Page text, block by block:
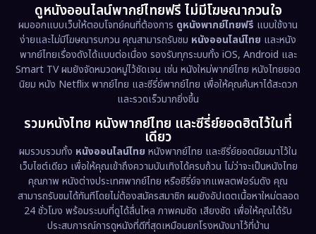
Emotional (61)
Epic มหากาพย์ (215)
Erotic (35)
Family ครอบครัว (362)
Fantasy จินตนาการ (318)
Fiction (9)
Film (57)
ดูหนังออนไลน์พากย์ไทยฟรี ไม่มีโฆษณากวนใจ
ผมออกแบบเว็บให้ตอบโจทย์คนที่ต้องการ ดูหนังพากย์ไทยฟรี แบบใช้งาน
ง่ายและไม่มีโฆษณารบกวน คุณสามารถรับชม หนังออนไลน์ไทย และหนัง
พากย์ไทยเรื่องดังได้แบบต่อเนื่อง รองรับทุกระบบทั้ง iOS, Android และ
Smart TV ผมยังจัดหมวดหมู่ไว้ชัดเจน เช่น หนังใหม่พากย์ไทย หนังไทยยอด
นิยม หนัง Netflix พากย์ไทย และซีรี่ย์พากย์ไทย เพื่อให้คุณค้นหาได้สะดวก
และรวดเร็วมากยิ่งขึ้น
รวมหนังไทย หนังพากย์ไทย และซีรี่ย์ยอดฮิตไว้ในที่
เดียว
ผมรวบรวมทั้ง หนังออนไลน์ไทย หนังพากย์ไทย และซีรี่ย์ยอดนิยมมาไว้ใน
เว็บไซต์เดียว เพื่อให้คุณเข้าถึงความบันเทิงได้ครบถ้วน ไม่ว่าจะเป็นหนังไทย
คุณภาพ หนังต่างประเทศพากย์ไทย หรือซีรี่ย์จากแพลตฟอร์มดัง คุณ
สามารถรับชมได้ทันทีโดยไม่ต้องสมัครสมาชิก ผมยังอัปเดตเนื้อหาใหม่ตลอด
24 ชั่วโมง พร้อมระบบที่ดูได้ลื่นไหล ภาพคมชัด เสียงชัด เพื่อให้คุณได้รับ
ประสบการณ์การดูหนังที่ดีที่สุดเหมือนยกโรงหนังมาไว้ที่บ้าน